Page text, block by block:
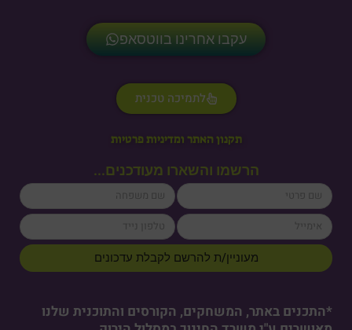
עקבו אחרינו בווטסאפ
לתמיכה טכנית
תקנון האתר ומדיניות פרטיות
*התכנים באתר, המשחקים, הקורסים והתוכנית שלנו
הרשמו והשארו מעודכנים...
firstName
lastName
email
cellPhone
מעוניין/ת להרשם לקבלת עדכונים